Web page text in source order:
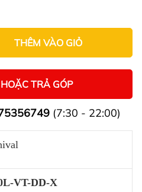
THÊM VÀO GIỎ
TRẢ GÓP
(7:30 - 22:00)
VT-DD-X